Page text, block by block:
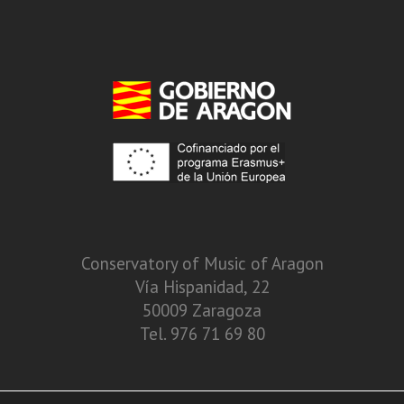
Conservatory of Music of Aragon
Vía Hispanidad, 22
50009 Zaragoza
Tel. 976 71 69 80